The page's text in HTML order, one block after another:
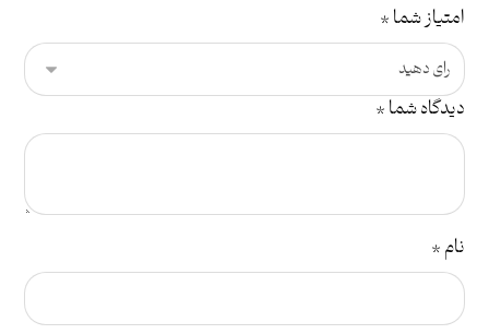
امتیاز شما*
دیدگاه شما*
نام*